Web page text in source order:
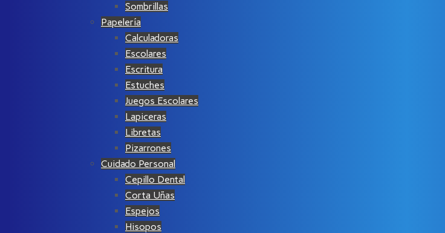
Sombrillas
Papelería
Calculadoras
Escolares
Escritura
Estuches
Juegos Escolares
Lapiceras
Libretas
Pizarrones
Cuidado Personal
Cepillo Dental
Corta Uñas
Espejos
Hisopos